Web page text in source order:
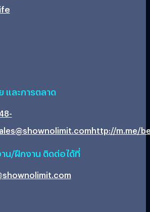
และการตลาด
http://m.me/
น/ฝึกงาน ติดต่อได้ที่